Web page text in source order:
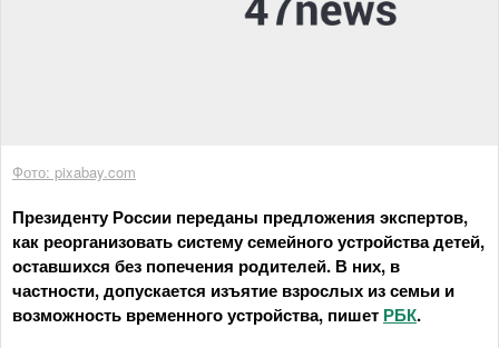
Фото: pixabay.com
Президенту России переданы предложения экспертов,
как реорганизовать систему семейного устройства детей,
оставшихся без попечения родителей. В них, в
частности, допускается изъятие взрослых из семьи и
возможность временного устройства, пишет РБК.